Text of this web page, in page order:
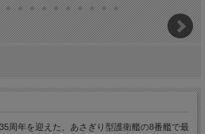
周年を迎えた、あさぎり型護衛艦の8番艦で最